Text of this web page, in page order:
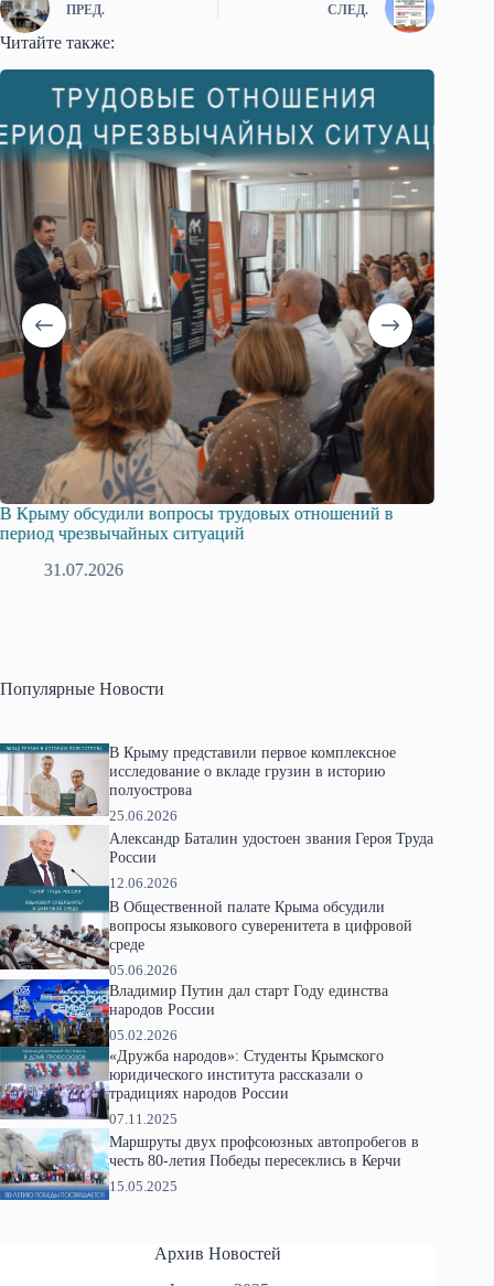
ПРЕД. СЛЕД.
Читайте также:
в
Русская община Крыма и Федерация независимых
профсоюзов Крыма укрепляют сотрудничество
Популярные Новости
В Крыму представили первое комплексное
исследование о вкладе грузин в историю
полуострова
25.06.2026
Александр Баталин удостоен звания Героя Труда
России
12.06.2026
В Общественной палате Крыма обсудили
вопросы языкового суверенитета в цифровой
среде
05.06.2026
Владимир Путин дал старт Году единства
народов России
05.02.2026
«Дружба народов»: Студенты Крымского
юридического института рассказали о
традициях народов России
07.11.2025
Маршруты двух профсоюзных автопробегов в
честь 80-летия Победы пересеклись в Керчи
15.05.2025
Архив Новостей